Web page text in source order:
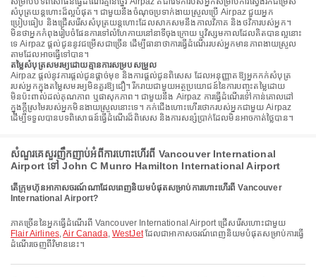
សំបុត្រយន្តហោះដ៏ល្អបំផុត។ ជាមួយនឹងចំណុចប្រទាក់ងាយស្រួលប្រើ Airpaz ជួយអ្នក
ប្រៀបធៀប និងជ្រើសរើសសំបុត្រយន្តហោះដែលសាកសមនឹងកាលវិភាគ និងថវិការបស់អ្នក។
មិនថាអ្នកកំពុងរៀបចំផែនការទៅលំហែកាយនៅនាទីចុងក្រោយ ឬវិស្សមកាលដែលគិតបានល្អនោះ
ទេ Airpaz ផ្តល់ជូននូវជម្រើសជាច្រើន ដើម្បីធានាថាការធ្វើដំណើររបស់អ្នកមានភាពងាយស្រួល
តាមដែលអាចធ្វើទៅបាន។
តម្លៃសំបុត្រសមរម្យដោយគ្មានការសម្របសម្រួល
Airpaz ផ្តល់នូវការផ្តល់ជូនផ្តាច់មុខ និងការផ្តល់ជូនពិសេស ដែលអនុញ្ញាតឱ្យអ្នកកក់សំបុត្រ
របស់អ្នកក្នុងតម្លៃសមរម្យមិនគួរឱ្យជឿ។ រីករាយជាមួយអត្ថប្រយោជន៍នៃការបញ្ចុះតម្លៃដោយ
មិនប៉ះពាល់ដល់គុណភាព ឬផាសុកភាព។ ជាមួយនឹង Airpaz ការធ្វើដំណើរទៅកាន់គោលដៅ
ក្នុងក្តីស្រមៃរបស់អ្នកមិនងាយស្រួលនោះទេ។ កក់ជើងហោះហើរថោករបស់អ្នកជាមួយ Airpaz
ដើម្បីទទួលបានបទពិសោធន៍ធ្វើដំណើរដ៏ពិសេស និងការសន្សំប្រាក់ដែលមិនអាចកាត់ថ្លៃបាន។
សំណួរគេសួរញឹកញាប់អំពីការហោះហើរពី Vancouver International
Airport ទៅ John C Munro Hamilton International Airport
តើក្រុមហ៊ុនអាកាសចរណ៍ណាដែលពេញនិយមបំផុតសម្រាប់ការហោះហើរពី Vancouver
International Airport?
ភាគច្រើននៃអ្នកធ្វើដំណើរពី Vancouver International Airport ជ្រើសរើសហោះជាមួយ
Flair Airlines,Air Canada, WestJetដែលជាអាកាសចរណ៍ពេញនិយមបំផុតសម្រាប់ការធ្វើ
ដំណើរចេញពីវិមាននេះ។